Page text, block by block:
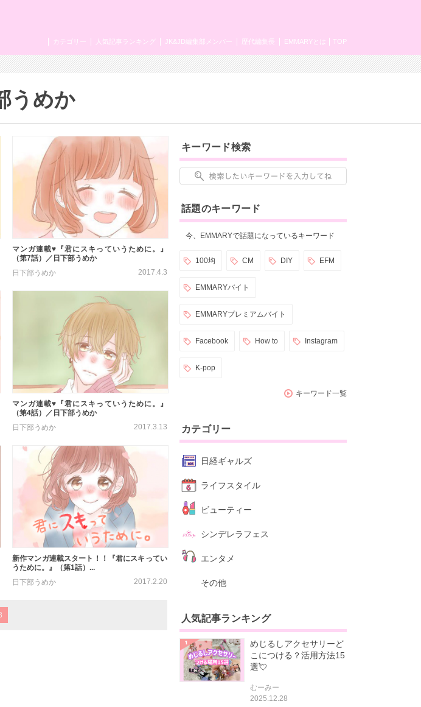
TOP
EMMARYとは
歴代編集長
JK&JD編集部メンバー
人気記事ランキング
カテゴリー
うめか
マンガ連載♥『君にスキっていうために。』
（第7話）／日下部うめか
日下部うめか
2017.4.3
マンガ連載♥『君にスキっていうために。』
（第4話）／日下部うめか
日下部うめか
2017.3.13
新作マンガ連載スタート！！『君にスキってい
うために。』（第1話）...
日下部うめか
2017.2.20
キーワード検索
話題のキーワード
今、EMMARYで話題になっているキーワード
100均 CM DIY EFM
EMMARYバイト
EMMARYプレミアムバイト
Facebook How to Instagram
K-pop
キーワード一覧
カテゴリー
日経ギャルズ
ライフスタイル
ビューティー
シンデレラフェス
エンタメ
その他
人気記事ランキング
めじるしアクセサリーど
こにつける？活用方法15
選💘
むーみー
2025.12.28